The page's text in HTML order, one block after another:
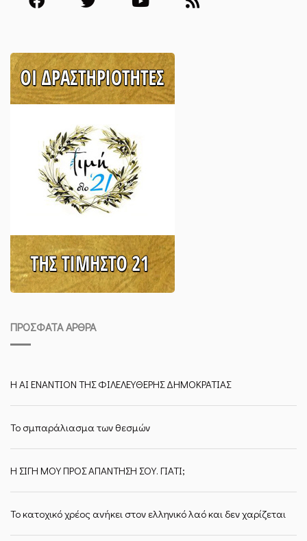
ΠΡΌΣΦΑΤΑ ΆΡΘΡΑ
Η ΑΙ ΕΝΑΝΤΙΟΝ ΤΗΣ ΦΙΛΕΛΕΥΘΕΡΗΣ ΔΗΜΟΚΡΑΤΙΑΣ
Το σμπαράλιασμα των θεσμών
Η ΣΙΓΗ ΜΟΥ ΠΡΟΣ ΑΠΑΝΤΗΣΗ ΣΟΥ. ΓΙΑΤΙ;
Το κατοχικό χρέος ανήκει στον ελληνικό λαό και δεν χαρίζεται